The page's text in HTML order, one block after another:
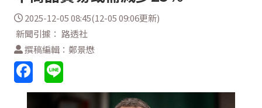
2025-12-05 08:45(12-05 09:06更新)
新聞引據： 路透社
撰稿編輯：鄭景懋